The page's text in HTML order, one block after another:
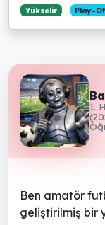
Yükselir Play-
1.
Ben amatör
geliştirilmiş bir